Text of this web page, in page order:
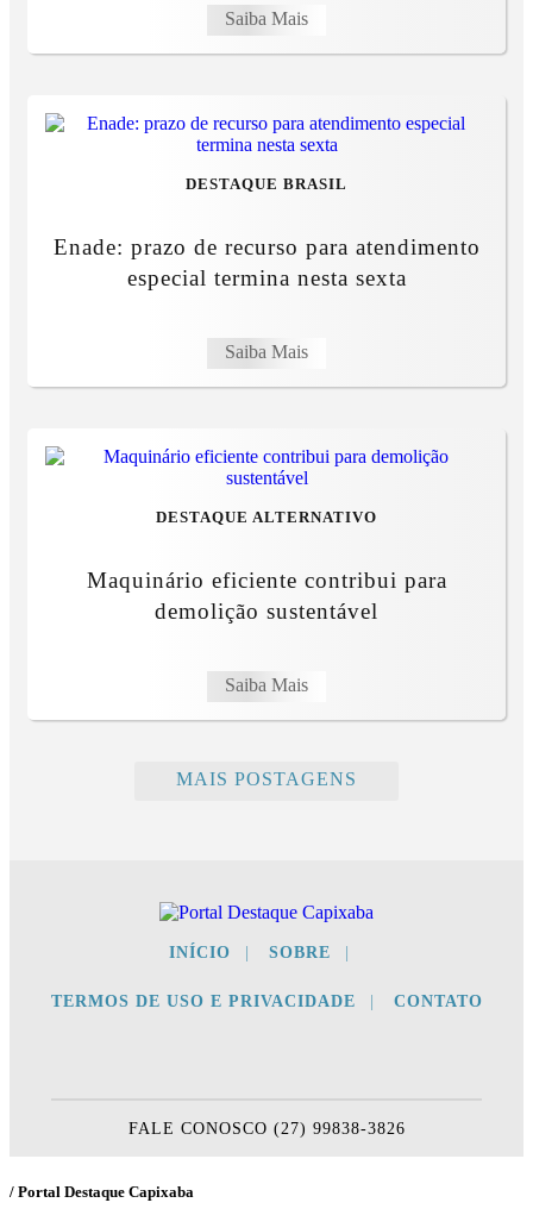
Saiba Mais
DESTAQUE BRASIL
Enade: prazo de recurso para atendimento
especial termina nesta sexta
Saiba Mais
DESTAQUE ALTERNATIVO
Maquinário eficiente contribui para
demolição sustentável
Saiba Mais
MAIS POSTAGENS
INÍCIO SOBRE
TERMOS DE USO E PRIVACIDADE CONTATO
FALE CONOSCO (27) 99838-3826
/ Portal Destaque Capixaba